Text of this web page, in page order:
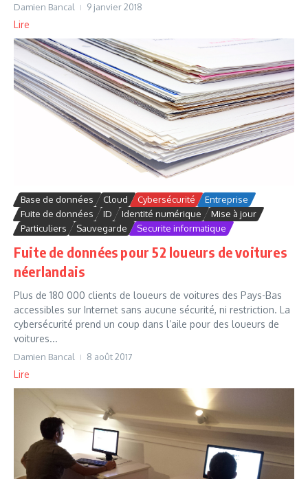
Damien Bancal 9 janvier 2018
Lire
Base de données Cloud Cybersécurité
Entreprise
Fuite de données
ID Identité numérique
Mise à jour
Particuliers
Sauvegarde Securite informatique
Fuite de données pour 52 loueurs de voitures
néerlandais
Plus de 180 000 clients de loueurs de voitures des Pays-Bas
accessibles sur Internet sans aucune sécurité, ni restriction. La
cybersécurité prend un coup dans l’aile pour des loueurs de
voitures...
Damien Bancal 8 août 2017
Lire